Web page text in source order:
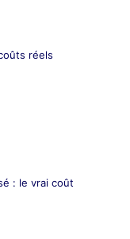
réels
: le vrai coût